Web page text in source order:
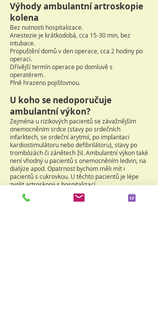
Výhody ambulantní artroskopie
kolena
Bez nutnosti hospitalizace.
Anestezie je krátkodobá, cca 15-30 min, bez
intubace.
Propuštění domů v den operace, cca 2 hodiny po
operaci.
Dřívější termín operace po domluvě s
operatérem.
Plně hrazeno pojišťovnou.
U koho se nedoporučuje
ambulantní výkon?
Zejména u rizikových pacientů se závažnějším
onemocněním srdce (stavy po srdečních
infarktech, se srdeční arytmií, po implantaci
kardiostimulátoru nebo defibrilátoru), stavy po
trombózách či zánětech žil. Ambulantní výkon také
není vhodný u pacientů s onemocněním ledvin, na
dialýze apod. Opatrnost bychom měli mít i
pacientů s cukrovkou. U těchto pacientů je lépe
zvolit artroskopii s hospitalizací.